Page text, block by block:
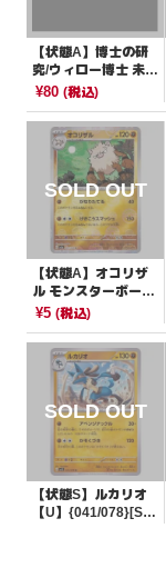
【状態A】博士の研
究/ウィロー博士 未開
封【P】{224/S-P}[そ
¥80 (税込)
【状態A】オコリザ
ル モンスターボール
ミラー【U】{057/16
¥5 (税込)
【状態S】ルカリオ
【U】{041/078}[SV